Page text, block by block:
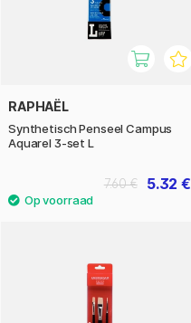
RAPHAËL
Synthetisch Penseel Campus
Aquarel 3-set L
5.32 €
7.60 €